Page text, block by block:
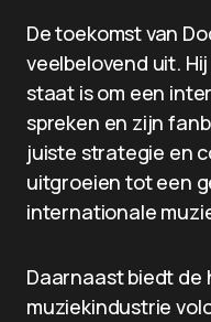
De toekomst van
veelbelovend uit.
staat is om een
spreken en zijn
juiste strategie en
uitgroeien tot een
internationale
Daarnaast biedt de
muziekindustrie